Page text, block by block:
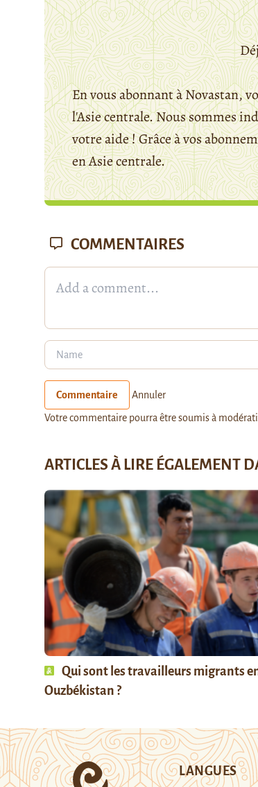
En vous abonnant à Novastan,
l'Asie centrale. Nous sommes
votre aide ! Grâce à vos
en Asie centrale.
COMMENTAIRES
Commentaire Annuler
Votre commentaire pourra être soumis à
ARTICLES À LIRE ÉGALEMENT
Qui sont les travailleurs migrants
Ouzbékistan ?
LANGUES